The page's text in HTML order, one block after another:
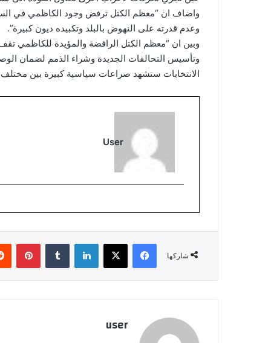
واضاف ان “معظم الكتل ترفض وجود الكاظمي في
وعدم قدرته على النهوض بالبلد وتكبيده ديون كبيرة”.
وبين ان “معظم الكتل الرافضة والمؤيدة للكاظمي
وتأسيس التحالفات الجديدة وشراء الذمم لضمان
الانتخابات ستشهد صراعات سياسية كبيرة بين
User
شاركها
فيسبوك ‫X لينكدإن
user